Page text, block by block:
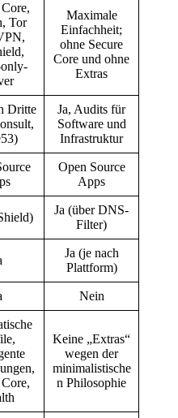
Tor
Maximale
Einfachheit;
ohne Secure
Core und ohne
Extras
Dritte
Ja, Audits für
Software und
Infrastruktur
Open Source
Apps
Ja (über DNS-
Filter)
Ja (je nach
Plattform)
Nein
Keine „Extras“
wegen der
minimalistische
n Philosophie